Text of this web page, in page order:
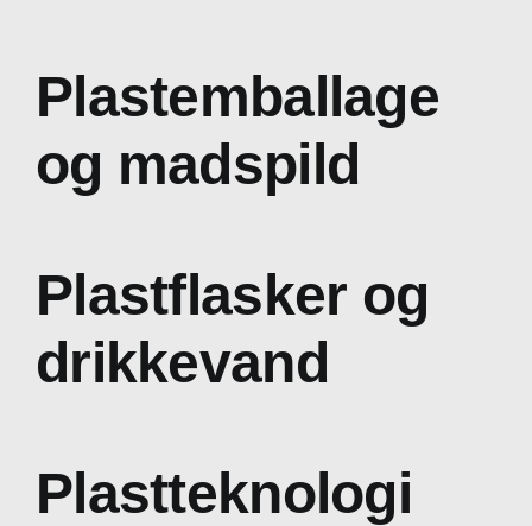
Plastemballage
og madspild
Plastflasker og
drikkevand
Plastteknologi